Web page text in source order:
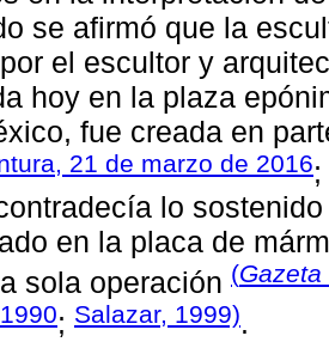
se afirmó que la
el escultor y
hoy en la plaza
fue creada en
21 de marzo de 2016;
lo
en la placa de
sola operación (
; Salazar, 1999).